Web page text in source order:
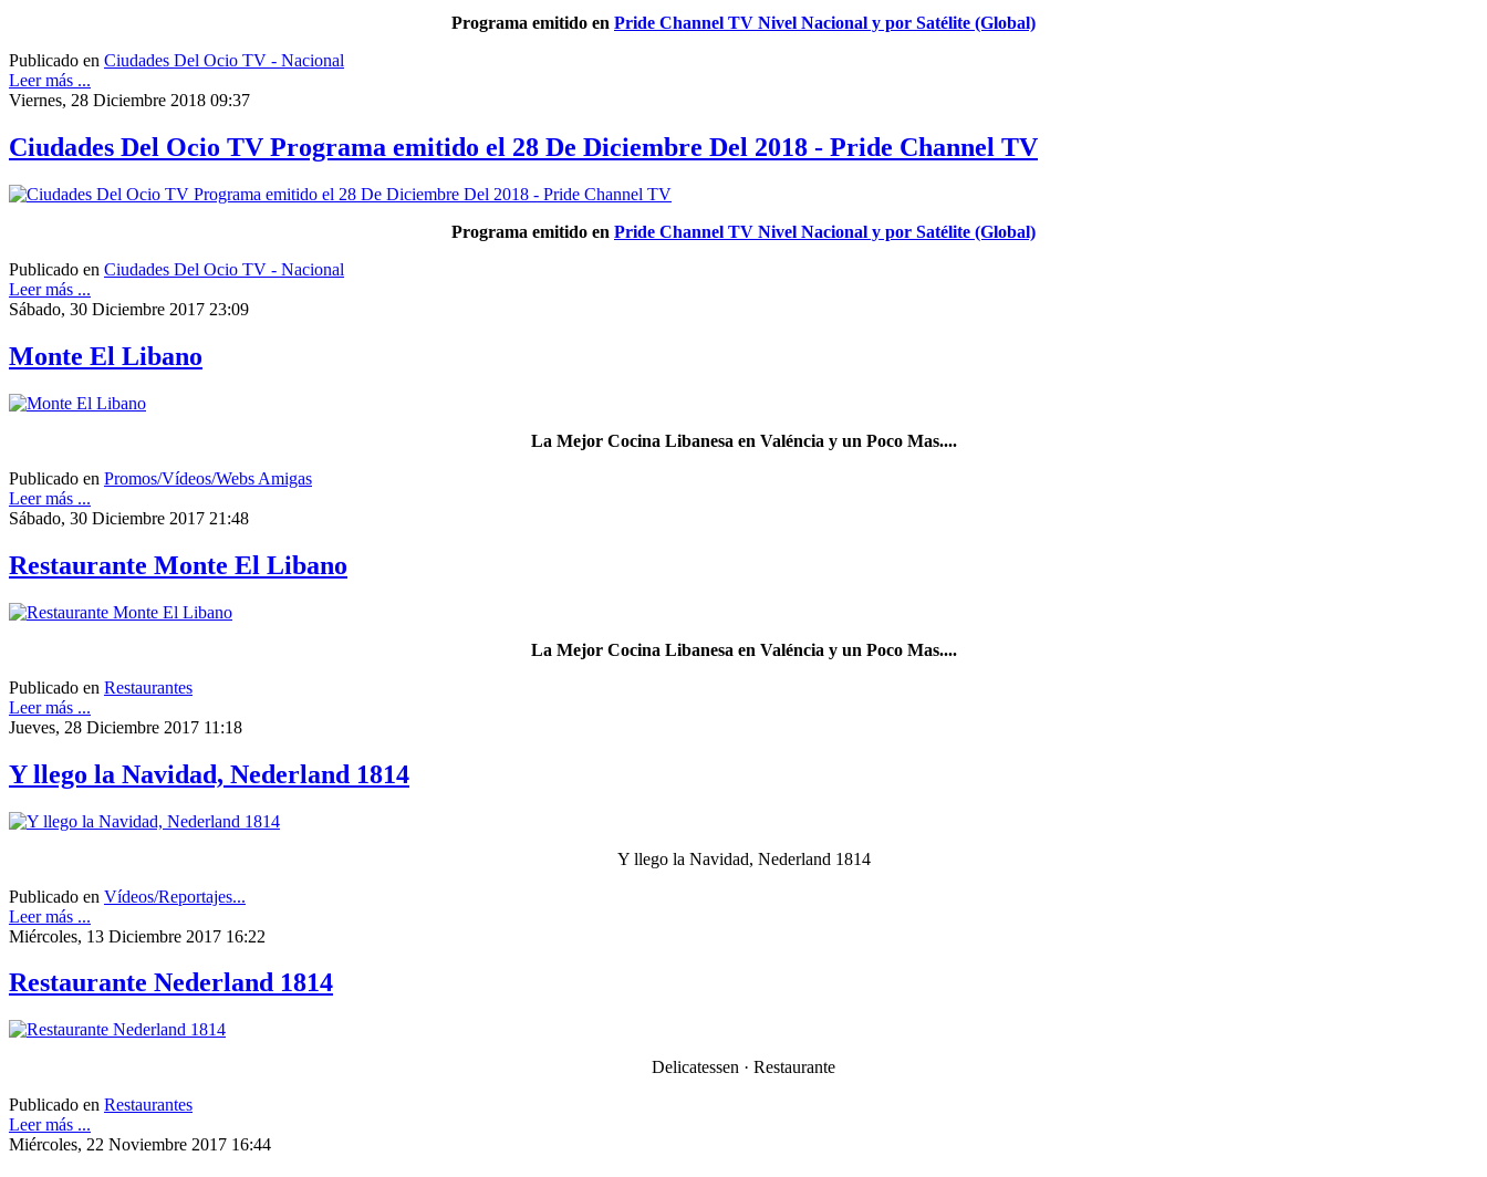
Programa emitido en Pride Channel TV Nivel Nacional y por Satélite (Global)
Publicado en Ciudades Del Ocio TV - Nacional
Leer más ...
Viernes, 28 Diciembre 2018 09:37
Ciudades Del Ocio TV Programa emitido el 28 De Diciembre Del 2018 - Pride Channel TV
Programa emitido en Pride Channel TV Nivel Nacional y por Satélite (Global)
Publicado en Ciudades Del Ocio TV - Nacional
Leer más ...
Sábado, 30 Diciembre 2017 23:09
Monte El Libano
La Mejor Cocina Libanesa en Valéncia y un Poco Mas....
Publicado en Promos/Vídeos/Webs Amigas
Leer más ...
Sábado, 30 Diciembre 2017 21:48
Restaurante Monte El Libano
La Mejor Cocina Libanesa en Valéncia y un Poco Mas....
Publicado en Restaurantes
Leer más ...
Jueves, 28 Diciembre 2017 11:18
Y llego la Navidad, Nederland 1814
Y llego la Navidad, Nederland 1814
Publicado en Vídeos/Reportajes...
Leer más ...
Miércoles, 13 Diciembre 2017 16:22
Restaurante Nederland 1814
Delicatessen · Restaurante
Publicado en Restaurantes
Leer más ...
Miércoles, 22 Noviembre 2017 16:44